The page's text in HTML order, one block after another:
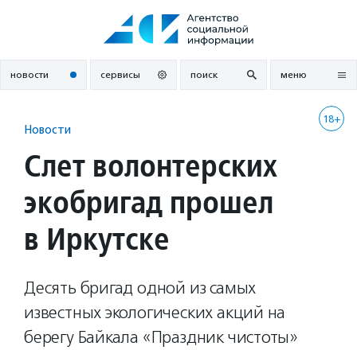
новости сервисы поиск меню
18+
Новости
Слет волонтерских
экобригад прошел
в Иркутске
Десять бригад одной из самых
известных экологических акций на
берегу Байкала «Праздник чистоты»